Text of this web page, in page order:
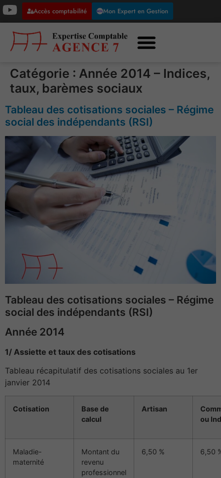
Accès comptabilité Mon Expert en Gestion
Catégorie : Année 2014 – Indices,
taux, barèmes sociaux
Tableau des cotisations sociales – Régime
social des indépendants (RSI)
Tableau des cotisations sociales – Régime
social des indépendants (RSI)
Année 2014
1/ Assiette et taux des cotisations
Tableau récapitulatif des cotisations sociales au 1er
janvier 2014
Cotisation
Base de
calcul
Artisan
ou
Maladie-
maternité
Montant du
revenu
professionnel
6,50 % 6,50